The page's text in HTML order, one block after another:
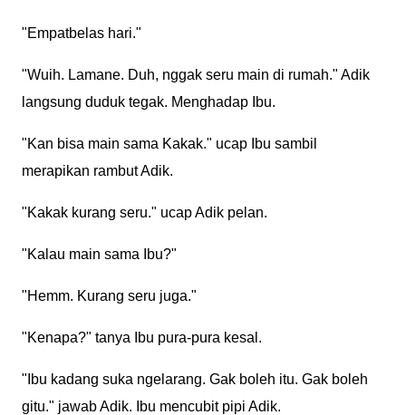
"Empatbelas hari."
"Wuih. Lamane. Duh, nggak seru main di rumah." Adik
langsung duduk tegak. Menghadap Ibu.
"Kan bisa main sama Kakak." ucap Ibu sambil
merapikan rambut Adik.
"Kakak kurang seru." ucap Adik pelan.
"Kalau main sama Ibu?"
"Hemm. Kurang seru juga."
"Kenapa?" tanya Ibu pura-pura kesal.
"Ibu kadang suka ngelarang. Gak boleh itu. Gak boleh
gitu." jawab Adik. Ibu mencubit pipi Adik.